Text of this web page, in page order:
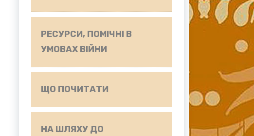
РЕСУРСИ, ПОМІЧНІ В
УМОВАХ ВІЙНИ
ЩО ПОЧИТАТИ
НА ШЛЯХУ ДО